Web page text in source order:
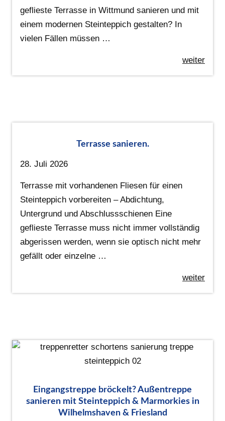
geflieste Terrasse in Wittmund sanieren und mit
einem modernen Steinteppich gestalten? In
vielen Fällen müssen …
weiter
Terrasse sanieren.
28. Juli 2026
Terrasse mit vorhandenen Fliesen für einen
Steinteppich vorbereiten – Abdichtung,
Untergrund und Abschlussschienen Eine
geflieste Terrasse muss nicht immer vollständig
abgerissen werden, wenn sie optisch nicht mehr
gefällt oder einzelne …
weiter
Eingangstreppe bröckelt? Außentreppe
sanieren mit Steinteppich & Marmorkies in
Wilhelmshaven & Friesland